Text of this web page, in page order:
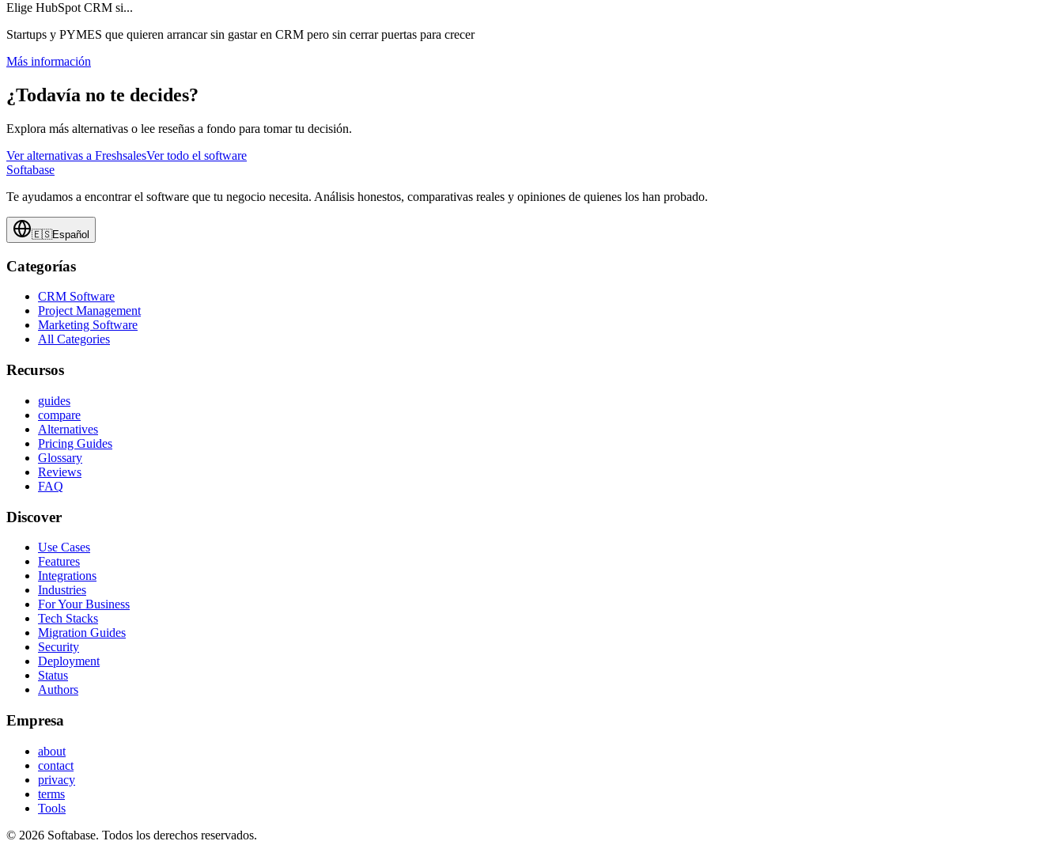
Elige HubSpot CRM si...
Startups y PYMES que quieren arrancar sin gastar en CRM pero sin cerrar puertas para crecer
Más información
¿Todavía no te decides?
Explora más alternativas o lee reseñas a fondo para tomar tu decisión.
Ver alternativas a FreshsalesVer todo el software
Softabase
Te ayudamos a encontrar el software que tu negocio necesita. Análisis honestos, comparativas reales y opiniones de quienes los han probado.
🇪🇸Español
Categorías
CRM Software
Project Management
Marketing Software
All Categories
Recursos
guides
compare
Alternatives
Pricing Guides
Glossary
Reviews
FAQ
Discover
Use Cases
Features
Integrations
Industries
For Your Business
Tech Stacks
Migration Guides
Security
Deployment
Status
Authors
Empresa
about
contact
privacy
terms
Tools
© 2026 Softabase. Todos los derechos reservados.